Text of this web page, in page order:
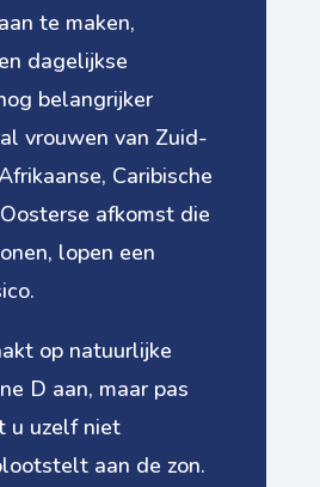
te maken,
dagelijkse
belangrijker
vrouwen van Zuid-
Caribische
afkomst die
lopen een
op natuurlijke
D aan, maar pas
u uzelf niet
aan de zon.